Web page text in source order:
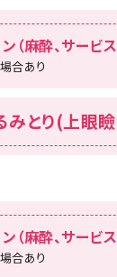
（麻酔、サービス
合あり
とり(上眼瞼
（麻酔、サービス
合あり